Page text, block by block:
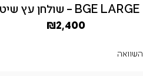
BGE LARGE – שולחן עץ שיטה
₪2,400
השוואה